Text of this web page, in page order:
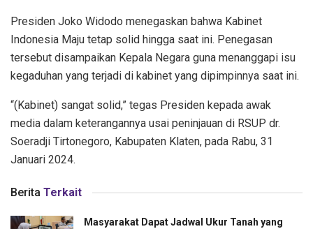
Presiden Joko Widodo menegaskan bahwa Kabinet
Indonesia Maju tetap solid hingga saat ini. Penegasan
tersebut disampaikan Kepala Negara guna menanggapi isu
kegaduhan yang terjadi di kabinet yang dipimpinnya saat ini.
“(Kabinet) sangat solid,” tegas Presiden kepada awak
media dalam keterangannya usai peninjauan di RSUP dr.
Soeradji Tirtonegoro, Kabupaten Klaten, pada Rabu, 31
Januari 2024.
Berita Terkait
Masyarakat Dapat Jadwal Ukur Tanah yang